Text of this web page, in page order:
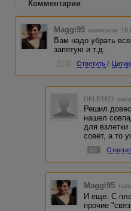
Комментарии
Maggi95 написала
Вам надо убрать
запятую и т.д.
Ответить /
DELETED
Решил
нашел
для
совет, а то
#2
Maggi95
И еще. С
прочие